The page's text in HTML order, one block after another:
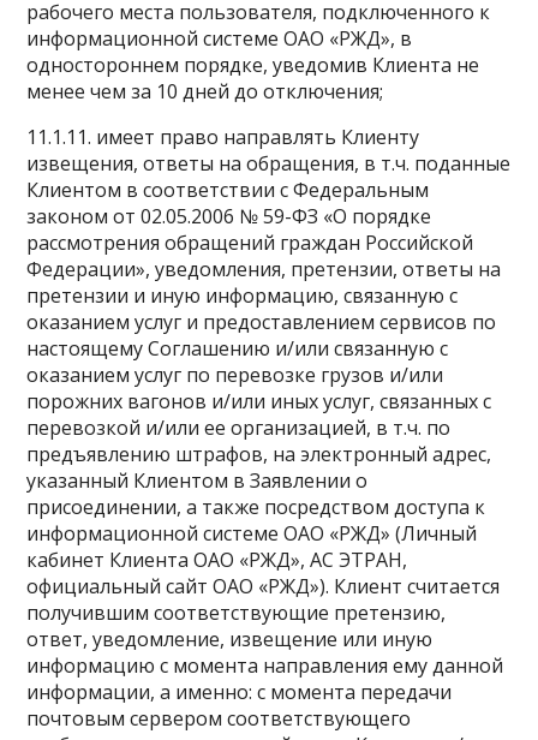
рабочего места пользователя, подключенного к
информационной системе ОАО «РЖД», в
одностороннем порядке, уведомив Клиента не
менее чем за 10 дней до отключения;
11.1.11. имеет право направлять Клиенту
извещения, ответы на обращения, в т.ч. поданные
Клиентом в соответствии с Федеральным
законом от 02.05.2006 № 59-ФЗ «О порядке
рассмотрения обращений граждан Российской
Федерации», уведомления, претензии, ответы на
претензии и иную информацию, связанную с
оказанием услуг и предоставлением сервисов по
настоящему Соглашению и/или связанную с
оказанием услуг по перевозке грузов и/или
порожних вагонов и/или иных услуг, связанных с
перевозкой и/или ее организацией, в т.ч. по
предъявлению штрафов, на электронный адрес,
указанный Клиентом в Заявлении о
присоединении, а также посредством доступа к
информационной системе ОАО «РЖД» (Личный
кабинет Клиента ОАО «РЖД», АС ЭТРАН,
официальный сайт ОАО «РЖД»). Клиент считается
получившим соответствующие претензию,
ответ, уведомление, извещение или иную
информацию с момента направления ему данной
информации, а именно: с момента передачи
почтовым сервером соответствующего